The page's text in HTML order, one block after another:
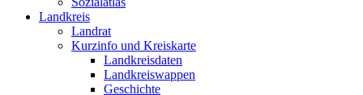
Landkreis
Landrat
Kurzinfo und Kreiskarte
Landkreisdaten
Landkreiswappen
Geschichte